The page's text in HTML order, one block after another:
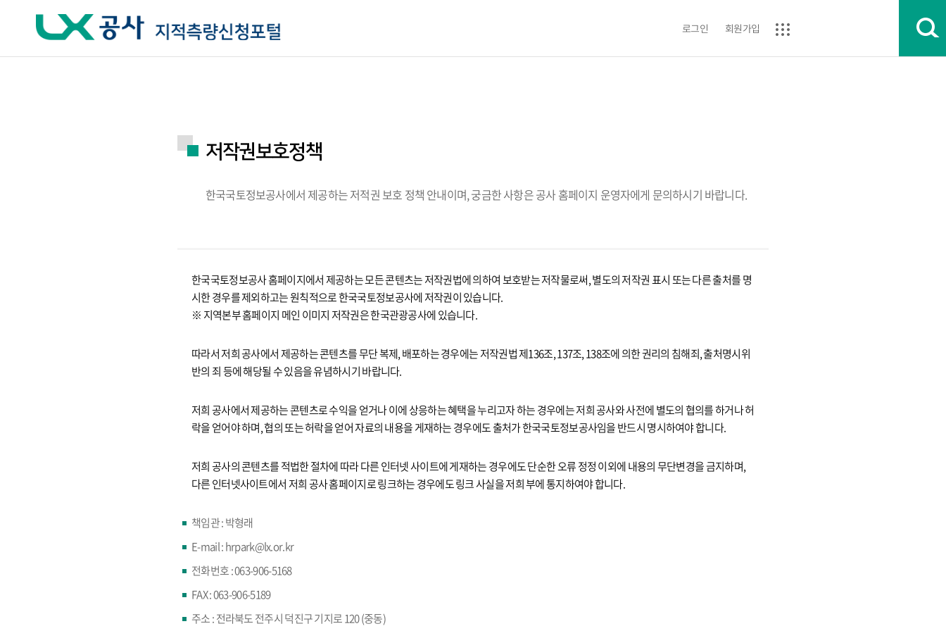
로그인 회원가입
저작권보호정책
한국국토정보공사에서 제공하는 저적권 보호 정책 안내이며, 궁금한 사항은 공사 홈페이지 운영자에게 문의하시기 바랍니다.
한국국토정보공사 홈페이지에서 제공하는 모든 콘텐츠는 저작권법에 의하여 보호받는 저작물로써, 별도의 저작권 표시 또는 다른 출처를 명
시한 경우를 제외하고는 원칙적으로 한국국토정보공사에 저작권이 있습니다.
※ 지역본부 홈페이지 메인 이미지 저작권은 한국관광공사에 있습니다.
따라서 저희 공사에서 제공하는 콘텐츠를 무단 복제, 배포하는 경우에는 저작권법 제136조, 137조, 138조에 의한 권리의 침해죄, 출처명시위
반의 죄 등에 해당될 수 있음을 유념하시기 바랍니다.
저희 공사에서 제공하는 콘텐츠로 수익을 얻거나 이에 상응하는 혜택을 누리고자 하는 경우에는 저희 공사와 사전에 별도의 협의를 하거나 허
락을 얻어야 하며, 협의 또는 허락을 얻어 자료의 내용을 게재하는 경우에도 출처가 한국국토정보공사임을 반드시 명시하여야 합니다.
저희 공사의 콘텐츠를 적법한 절차에 따라 다른 인터넷 사이트에 게재하는 경우에도 단순한 오류 정정 이외에 내용의 무단변경을 금지하며,
다른 인터넷사이트에서 저희 공사 홈페이지로 링크하는 경우에도 링크 사실을 저희 부에 통지하여야 합니다.
책임관 : 박형래
E-mail : hrpark@lx.or.kr
전화번호 : 063-906-5168
FAX : 063-906-5189
주소 : 전라북도 전주시 덕진구 기지로 120 (중동)